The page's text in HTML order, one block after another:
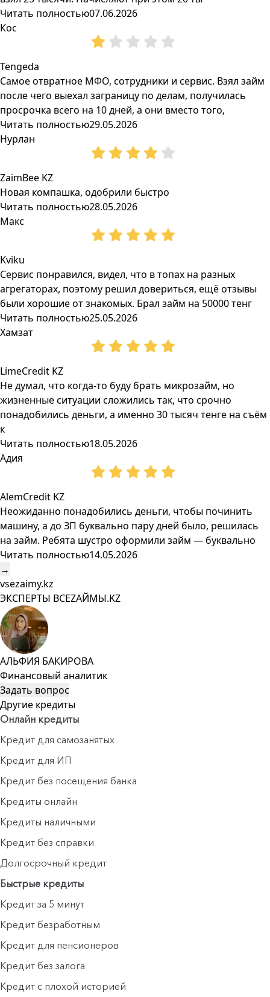
Читать полностью07.06.2026
Кос
Tengeda
Самое отвратное МФО, сотрудники и сервис. Взял займ
после чего выехал заграницу по делам, получилась
просрочка всего на 10 дней, а они вместо того,
Читать полностью29.05.2026
Нурлан
ZaimBee KZ
Новая компашка, одобрили быстро
Читать полностью28.05.2026
Макс
Kviku
Сервис понравился, видел, что в топах на разных
агрегаторах, поэтому решил довериться, ещё отзывы
были хорошие от знакомых. Брал займ на 50000 тенг
Читать полностью25.05.2026
Хамзат
LimeCredit KZ
Не думал, что когда-то буду брать микрозайм, но
жизненные ситуации сложились так, что срочно
понадобились деньги, а именно 30 тысяч тенге на съём
к
Читать полностью18.05.2026
Адия
AlemCredit KZ
Неожиданно понадобились деньги, чтобы починить
машину, а до ЗП буквально пару дней было, решилась
на займ. Ребята шустро оформили займ — буквально
Читать полностью14.05.2026
→
vsezaimy.kz
ЭКСПЕРТЫ ВСЕZAЙМЫ.KZ
АЛЬФИЯ БАКИРОВА
Финансовый аналитик
Задать вопрос
Другие кредиты
Онлайн кредиты
Кредит для самозанятых
Кредит для ИП
Кредит без посещения банка
Кредиты онлайн
Кредиты наличными
Кредит без справки
Долгосрочный кредит
Быстрые кредиты
Кредит за 5 минут
Кредит безработным
Кредит для пенсионеров
Кредит без залога
Кредит с плохой историей